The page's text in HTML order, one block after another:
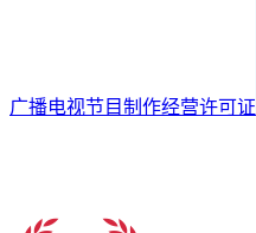
广播电视节目制作经营许可证